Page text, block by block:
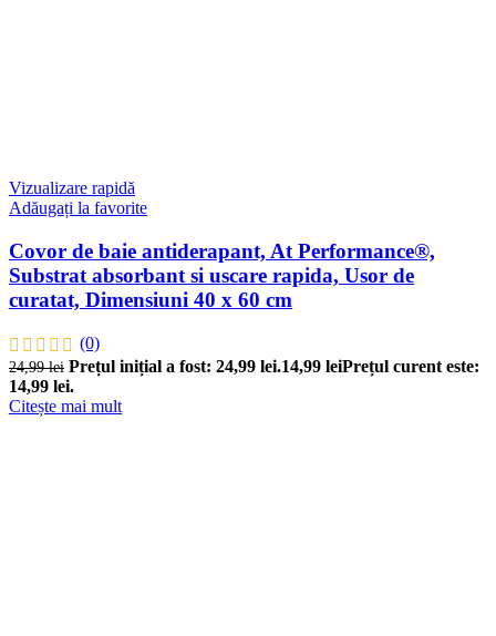
Vizualizare rapidă
Adăugați la favorite
Covor de baie antiderapant, At Performance®,
Substrat absorbant si uscare rapida, Usor de
curatat, Dimensiuni 40 x 60 cm
(0)
24,99lei Prețul inițial a fost: 24,99 lei.14,99 leiPrețul curent este:
14,99 lei.
Citește mai mult